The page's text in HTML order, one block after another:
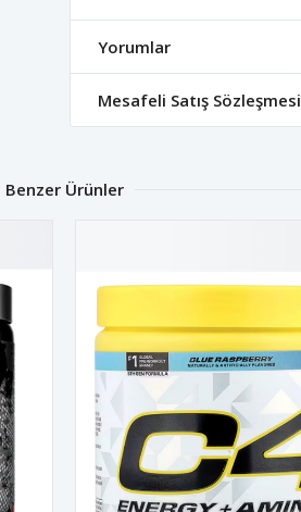
Yorumlar
Mesafeli Satış Sözleşmesi
Benzer Ürünler